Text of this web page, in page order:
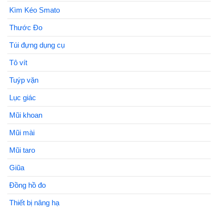
Kìm Kéo Smato
Thước Đo
Túi đựng dụng cụ
Tô vít
Tuýp vặn
Lục giác
Mũi khoan
Mũi mài
Mũi taro
Giũa
Đồng hồ đo
Thiết bị nâng hạ